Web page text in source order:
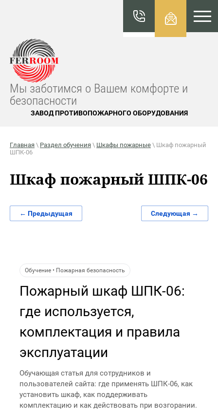
Г
FERROO
Мы заботимся о Вашем комфорте и
безопасности
ЗАВОД ПРОТИВОПОЖАРНОГО ОБОРУДОВАНИЯ
Главная \ Раздел обучения \ Шкафы пожарные \ Шкаф пожарный
ШПК-06
Шкаф пожарный ШПК-06
← Предыдущая Следующая →
Обучение • Пожарная безопасность
Пожарный шкаф ШПК-06:
где используется,
комплектация и правила
эксплуатации
Обучающая статья для сотрудников и
пользователей сайта: где применять ШПК-06, как
установить шкаф, как поддерживать
комплектацию и как действовать при возгорании.